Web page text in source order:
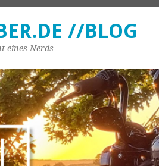
//BLOG
eines Nerds